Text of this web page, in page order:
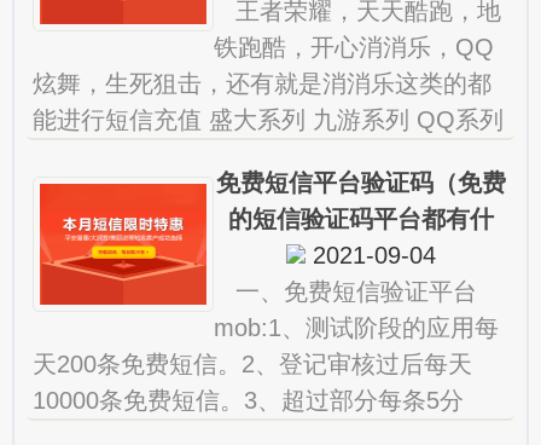
王者荣耀，天天酷跑，地
铁跑酷，开心消消乐，QQ
炫舞，生死狙击，还有就是消消乐这类的都
能进行短信充值 盛大系列 九游系列 QQ系列
装什么软件可以限制小免费短信平台验证码（免费
的短信验证码平台都有什
么）
2021-09-04
一、免费短信验证平台
mob:1、测试阶段的应用每
天200条免费短信。2、登记审核过后每天
10000条免费短信。3、超过部分每条5分